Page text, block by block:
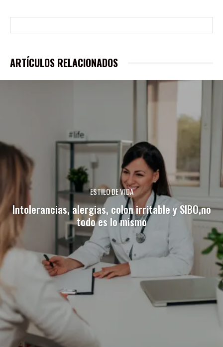
ARTÍCULOS RELACIONADOS
ESTILO DE VIDA
Intolerancias, alergias, colon irritable y SIBO,no
todo es lo mismo